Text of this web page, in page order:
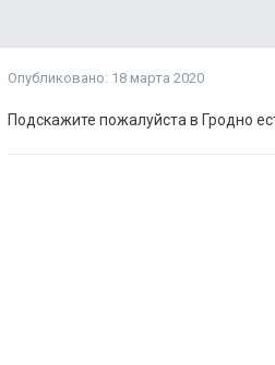
Опубликовано: 18 марта 2020
Подскажите пожалуйста в Гродно